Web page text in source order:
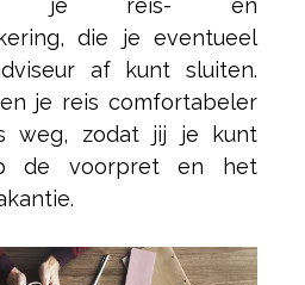
die je eventueel
af kunt sluiten.
je reis comfortabeler
weg, zodat jij je kunt
de voorpret en het